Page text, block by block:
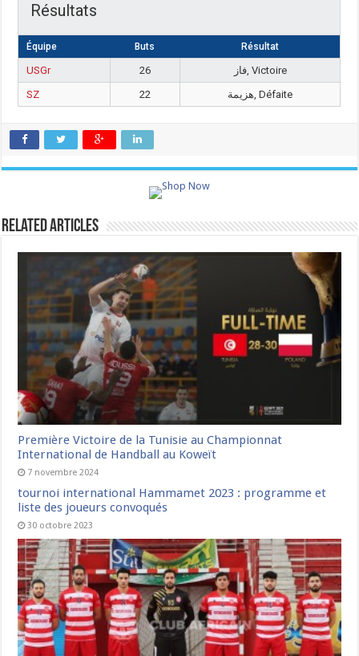
Résultats
Équipe Buts Résultat
USGr 26
فاز, Victoire
SZ
22 هزيمة, Défaite
Related Articles
Première Victoire de la Tunisie au Championnat
International de Handball au Koweït
7 novembre 2024
tournoi international Hammamet 2023 : programme et
liste des joueurs convoqués
30 octobre 2023